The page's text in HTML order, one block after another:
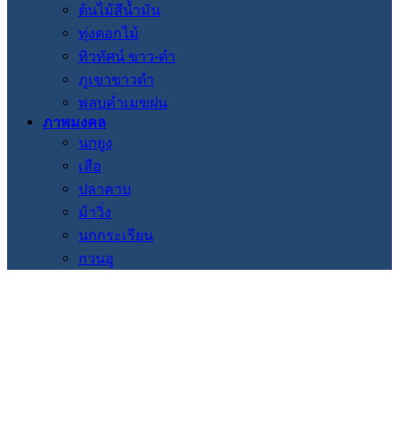
ต้นไม้สีน้ำมัน
ทุ่งดอกไม้
ทิวทัศน์ ขาว-ดำ
ภูเขาขาวดำ
พลบค่ำเมฆฝน
ภาพมงคล
นกยูง
เสือ
ปลาคาบ
ม้าวิ่ง
นกกระเรียน
กวนอู